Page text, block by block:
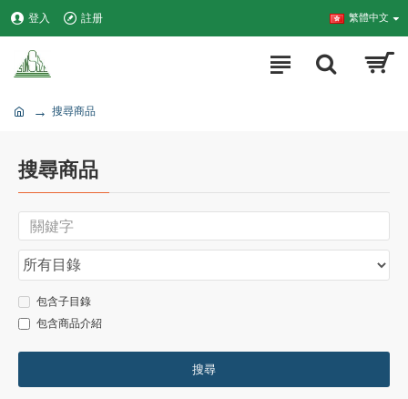
登入 註册 繁體中文
搜尋商品
搜尋商品
包含子目錄
包含商品介紹
搜尋